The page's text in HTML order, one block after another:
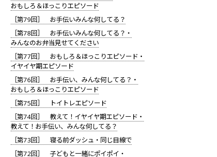
おもしろ＆ほっこりエピソード
［第79回］ お手伝いみんな何してる？
［第78回］ お手伝いみんな何してる？・
みんなのお弁当見せてください
［第77回］ おもしろ＆ほっこりエピソード・
イヤイヤ期エピソード
［第76回］ お手伝い、みんな何してる？・
おもしろ＆ほっこりエピソード
［第75回］ トイトレエピソード
［第74回］ 教えて！イヤイヤ期エピソード・
教えて！お手伝い、みんな何してる？
［第73回］ 寝る前ダッシュ・同じ目線で
［第72回］ 子どもと一緒にポイポイ・